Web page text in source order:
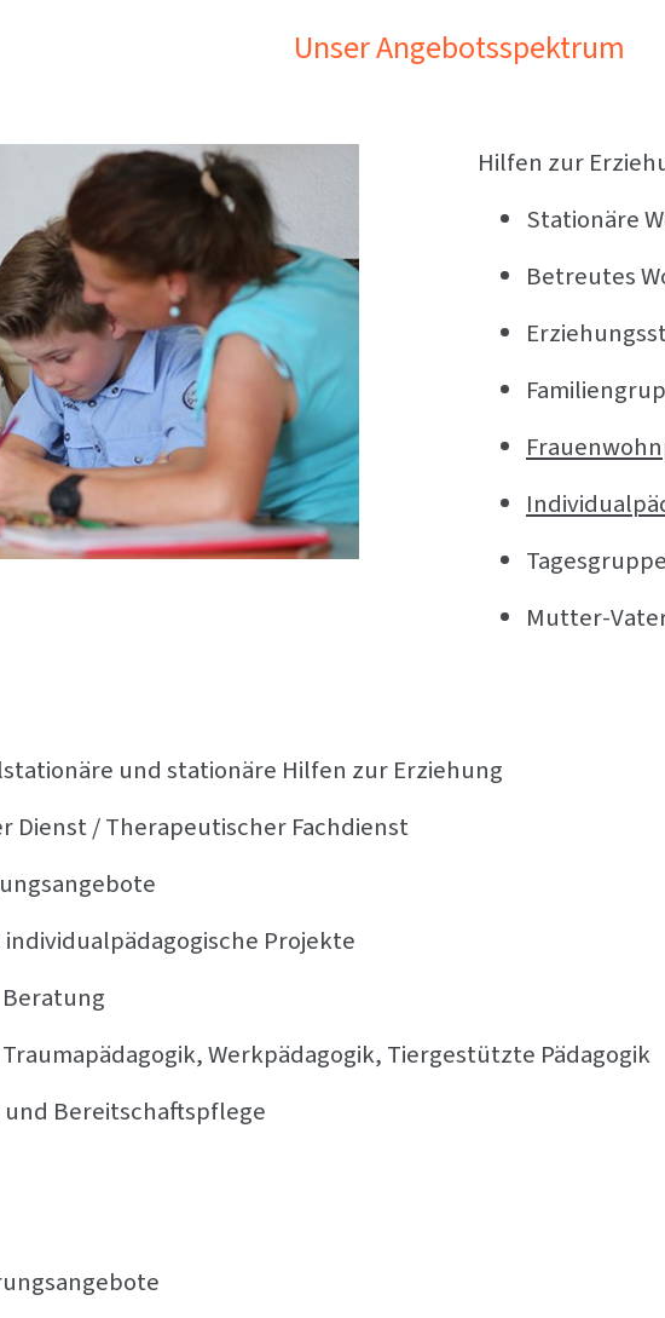
Unser Angebotsspektrum
Hilfen zur
Stationäre
Betreutes
Mutter-
und stationäre Hilfen zur Erziehung
Dienst / Therapeutischer Fachdienst
Projekte
Werkpädagogik, Tiergestützte Pädagogik
Bereitschaftspflege